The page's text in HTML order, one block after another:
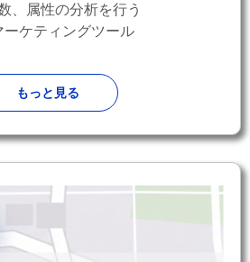
、属性の分析を行う
ーケティングツール
もっと見る